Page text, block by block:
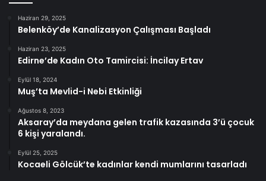
Haziran 29, 2025
Belenköy’de Kanalizasyon Çalışması Başladı
Haziran 23, 2025
Edirne’de Kadın Oto Tamircisi: İncilay Ertav
Eylül 18, 2024
Muş’ta Mevlid-i Nebi Etkinliği
Ağustos 8, 2023
Aksaray’da meydana gelen trafik kazasında 3’ü çocuk
6 kişi yaralandı.
Eylül 25, 2025
Kocaeli Gölcük’te kadınlar kendi mumlarını tasarladı